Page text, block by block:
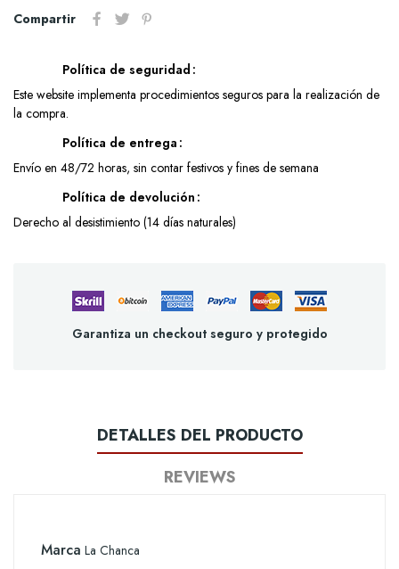
Compartir
Política de seguridad
Este website implementa procedimientos seguros para la realización de
la compra.
Política de entrega
Envío en 48/72 horas, sin contar festivos y fines de semana
Política de devolución
Derecho al desistimiento (14 días naturales)
Garantiza un checkout seguro y protegido
DETALLES DEL PRODUCTO
REVIEWS
Marca La Chanca